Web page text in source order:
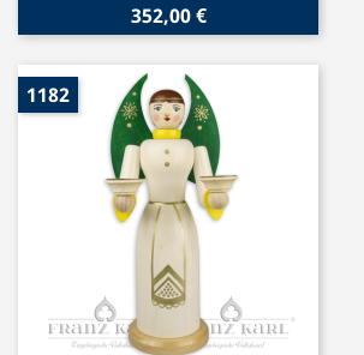
352,00 €
1182